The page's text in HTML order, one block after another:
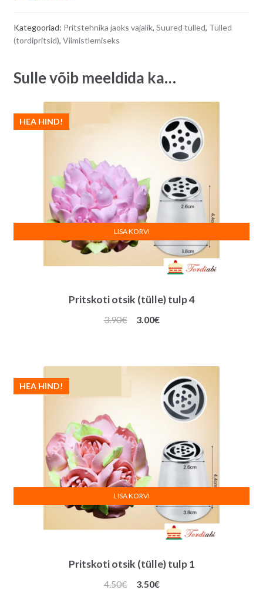
Kategooriad: Pritstehnika jaoks vajalik, Suured tülled, Tülled
(tordipritsid), Viimistlemiseks
Sulle võib meeldida ka…
Pritskoti otsik (tülle) tulp 4
HEA HIND!
3.90€
Algne
3.00€Praegune
LISA KORVI
Pritskoti otsik (tülle) tulp 1
HEA HIND!
4.50€
Algne
3.50€Praegune
LISA KORVI